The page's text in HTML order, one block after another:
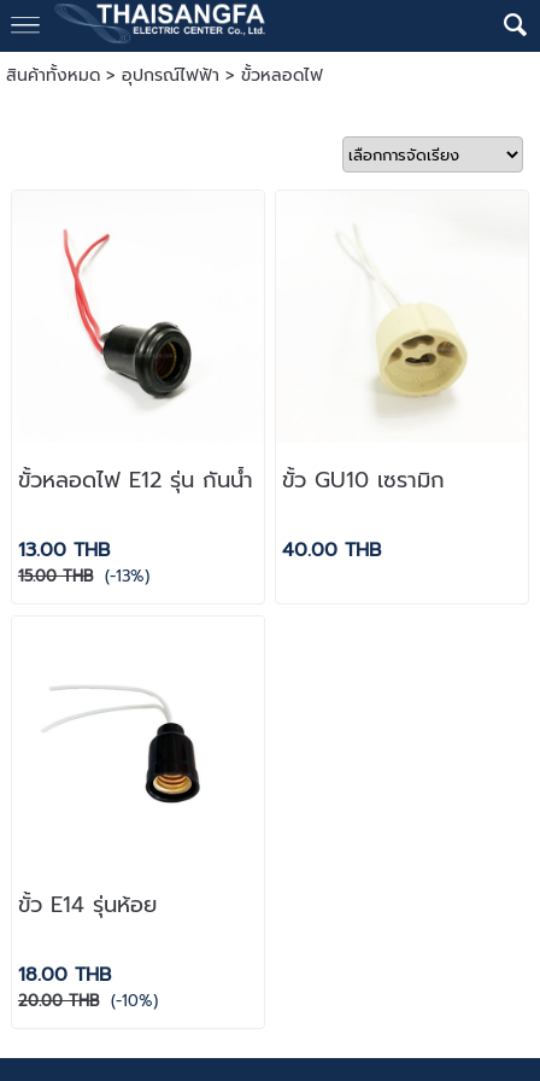
สินค้าทั้งหมด> อุปกรณ์ไฟฟ้า > ขั้วหลอดไฟ
ขั้วหลอดไฟ E12 รุ่น กันน้ำ
13.00 THB
15.00 THB (-13%)
ขั้ว GU10 เซรามิก
40.00 THB
ขั้ว E14 รุ่นห้อย
18.00 THB
20.00 THB (-10%)